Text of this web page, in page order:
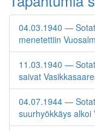
04.03.1940 —
menetettiin
11.03.1940 —
saivat
04.07.1944 —
suurhyökkäys